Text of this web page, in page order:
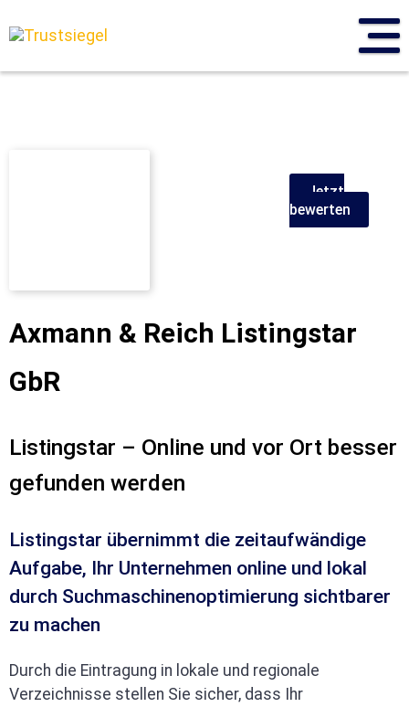
zum
Inhalt
Jetzt
bewerten
Axmann & Reich Listingstar
GbR
Listingstar – Online und vor Ort besser
gefunden werden
Listingstar übernimmt die zeitaufwändige
Aufgabe, Ihr Unternehmen online und lokal
durch Suchmaschinenoptimierung sichtbarer
zu machen
Durch die Eintragung in lokale und regionale
Verzeichnisse stellen Sie sicher, dass Ihr